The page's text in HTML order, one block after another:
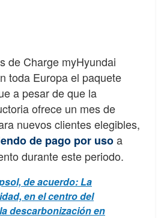
de Charge myHyundai
toda Europa el paquete
a pesar de que la
ofrece un mes de
nuevos clientes elegibles,
de pago por usoa
durante este periodo.
de acuerdo: La
en el centro del
descarbonización en